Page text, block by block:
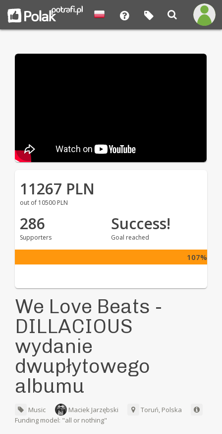
11267 PLN
out of 10500 PLN
286
Supporters
Success!
Goal reached
107%
We Love Beats -
DILLACIOUS
wydanie
dwupłytowego
albumu
Music Maciek Jarzębski
Toruń, Polska
Funding model: "all or nothing"